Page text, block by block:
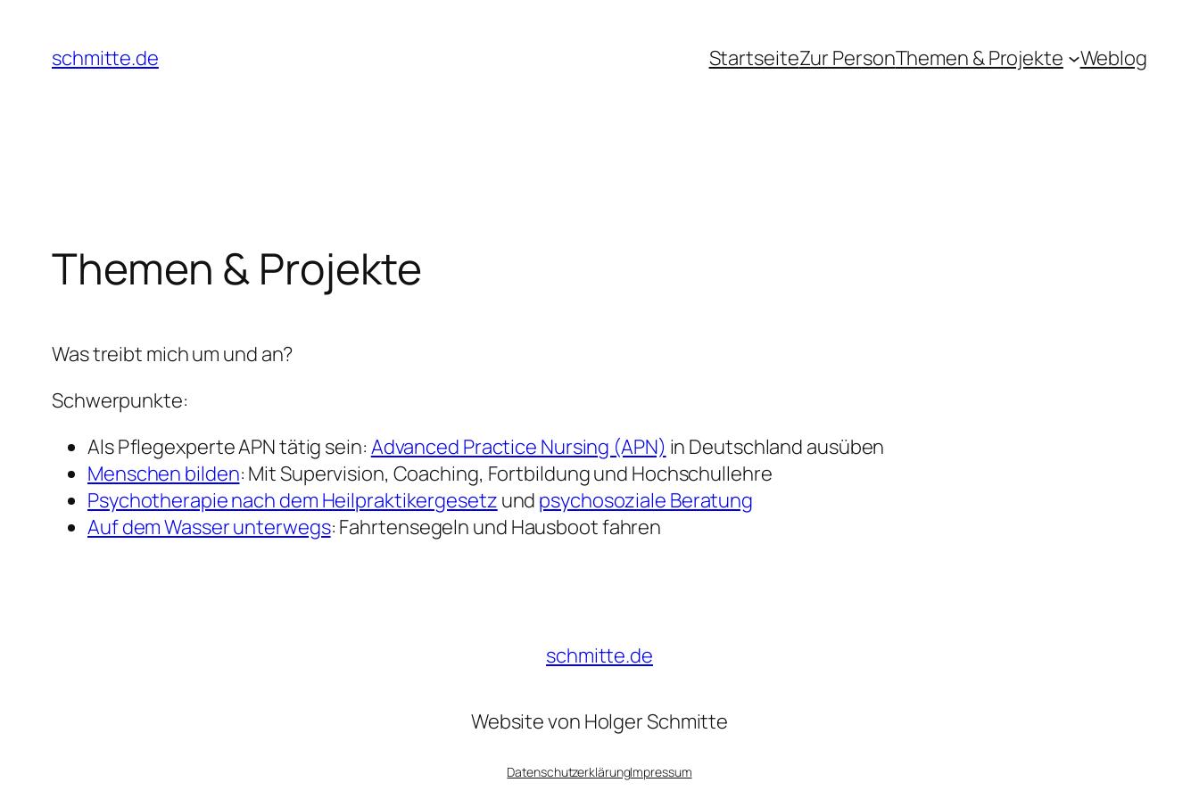
Inhalt
springen
schmitte.de StartseiteZur PersonThemen & Projekte Weblog
Themen & Projekte
Was treibt mich um und an?
Schwerpunkte:
Als Pflegexperte APN tätig sein: Advanced Practice Nursing (APN) in Deutschland ausüben
Menschen bilden: Mit Supervision, Coaching, Fortbildung und Hochschullehre
Psychotherapie nach dem Heilpraktikergesetz und psychosoziale Beratung
Auf dem Wasser unterwegs: Fahrtensegeln und Hausboot fahren
schmitte.de
Website von Holger Schmitte
DatenschutzerklärungImpressum